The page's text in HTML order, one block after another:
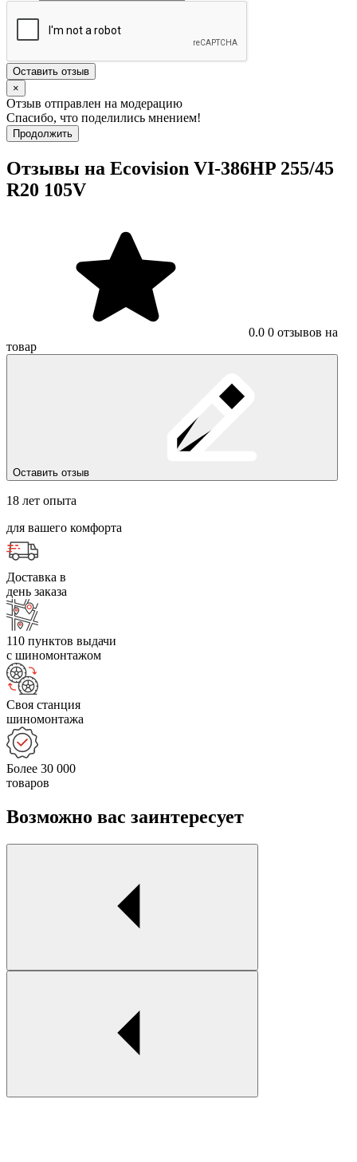
Оставить отзыв
×
Отзыв отправлен на модерацию
Спасибо, что поделились мнением!
Продолжить
Отзывы на Ecovision VI-386HP 255/45
R20 105V
0.0 0 отзывов на
товар
Оставить отзыв
18 лет опыта
для вашего комфорта
Доставка в
день заказа
110 пунктов выдачи
с шиномонтажом
Своя станция
шиномонтажа
Более 30 000
товаров
Возможно вас заинтересует